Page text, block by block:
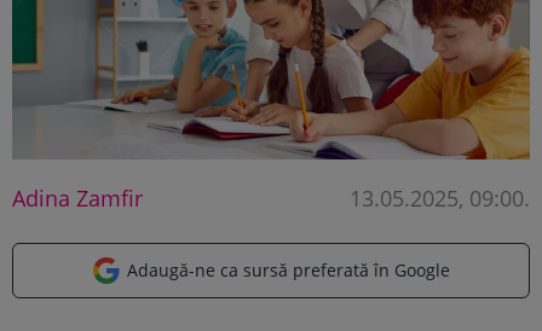
Adina Zamfir 13.05.2025, 09:00.
Adaugă-ne ca sursă preferată în Google